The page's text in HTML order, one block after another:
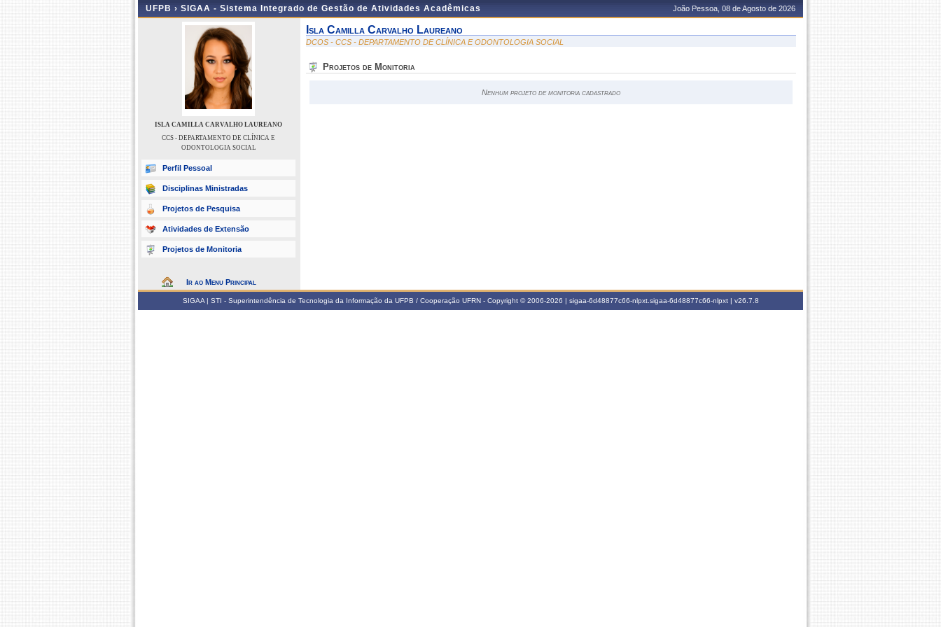
UFPB › SIGAA - Sistema Integrado de Gestão de Atividades Acadêmicas João Pessoa, 08 de Agosto de 2026
ISLA CAMILLA CARVALHO LAUREANO
CCS - DEPARTAMENTO DE CLÍNICA E
ODONTOLOGIA SOCIAL
Perfil Pessoal
Disciplinas Ministradas
Projetos de Pesquisa
Atividades de Extensão
Projetos de Monitoria
Ir ao Menu Principal
Isla Camilla Carvalho Laureano
DCOS - CCS - DEPARTAMENTO DE CLÍNICA E ODONTOLOGIA SOCIAL
Projetos de Monitoria
Nenhum projeto de monitoria cadastrado
SIGAA | STI - Superintendência de Tecnologia da Informação da UFPB / Cooperação UFRN - Copyright © 2006-2026 | sigaa-6d48877c66-nlpxt.sigaa-6d48877c66-nlpxt | v26.7.8